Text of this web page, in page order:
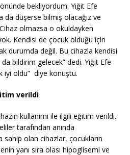
bekliyordum. Yiğit Efe
da düşerse bilmiş olacağız ve
olmazsa o okuldayken
Kendisi de çocuk olduğu için
durumda değil. Bu cihazla kendisi
bildirim gelecek” dedi. Yiğit Efe
iyi oldu” diye konuştu.
verildi
kullanımı ile ilgili eğitim verildi.
tarafından anında
sahip olan cihazlar, çocukların
yanı sıra olası hipoglisemi ve